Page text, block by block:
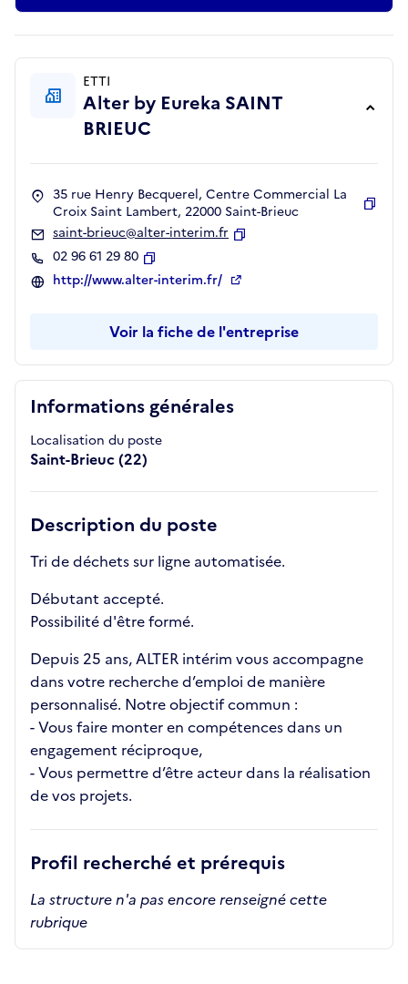
Informations générales
Localisation du poste
Saint-Brieuc (22)
Description du poste
Tri de déchets sur ligne automatisée.
Débutant accepté.
Possibilité d'être formé.
Depuis 25 ans, ALTER intérim vous accompagne
dans votre recherche d’emploi de manière
personnalisé. Notre objectif commun :
- Vous faire monter en compétences dans un
engagement réciproque,
- Vous permettre d’être acteur dans la réalisation
de vos projets.
Profil recherché et prérequis
La structure n'a pas encore renseigné cette
rubrique
ETTI
Alter by Eureka SAINT
BRIEUC
35 rue Henry Becquerel, Centre Commercial La
Croix Saint Lambert, 22000 Saint-Brieuc
saint-brieuc@alter-interim.fr
02 96 61 29 80
Copier
http://www.alter-interim.fr/
Voir la fiche de l'entreprise